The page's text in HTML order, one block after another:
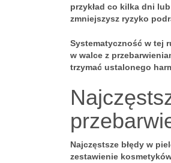
przykład co kilka dni
zmniejszysz ryzyko
Systematyczność w tej
w walce z
trzymać ustalonego
Najczęstsze błędy w
zestawienie